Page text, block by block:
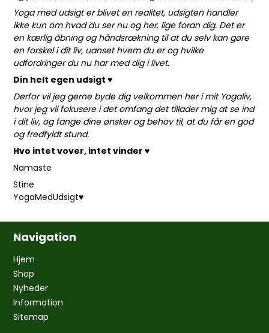
Yoga med udsigt er blivet en realitet, udsigten handler
ikke kun om hvad du ser nu og her, lige foran dig. Det er
en kærlig åbning og håndsrækning til at du selv kan gøre
en forskel i dit liv, uanset hvem du er og hvilke
udfordringer du nu har med dig i livet.
Din helt egen udsigt ♥
Derfor vil jeg gerne byde dig velkommen her i mit Yogaliv,
hvor jeg vil fokusere i det omfang det tillader mig at se ind
i dit liv, og fange dine ønsker og behov til, at du får en god
og fredfyldt stund.
Hvo intet vover, intet vinder ♥
Namaste
Stine
YogaMedUdsigt♥
Navigation
Hjem
Shop
Nyheder
Information
Sitemap